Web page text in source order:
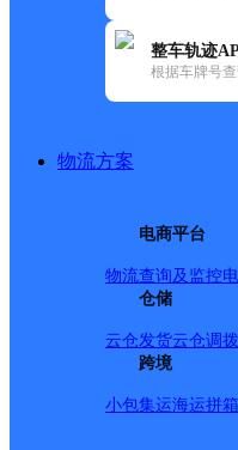
整车轨迹
根据车牌号
物流方案
电商平台
物流查询及监控
仓储
云仓发货云仓调拨
跨境
小包集运海运拼箱
城市：吕梁市 ✕ 地
递(18) 韵达速递(84)
交口县,吕
吕梁交口
极兔速递